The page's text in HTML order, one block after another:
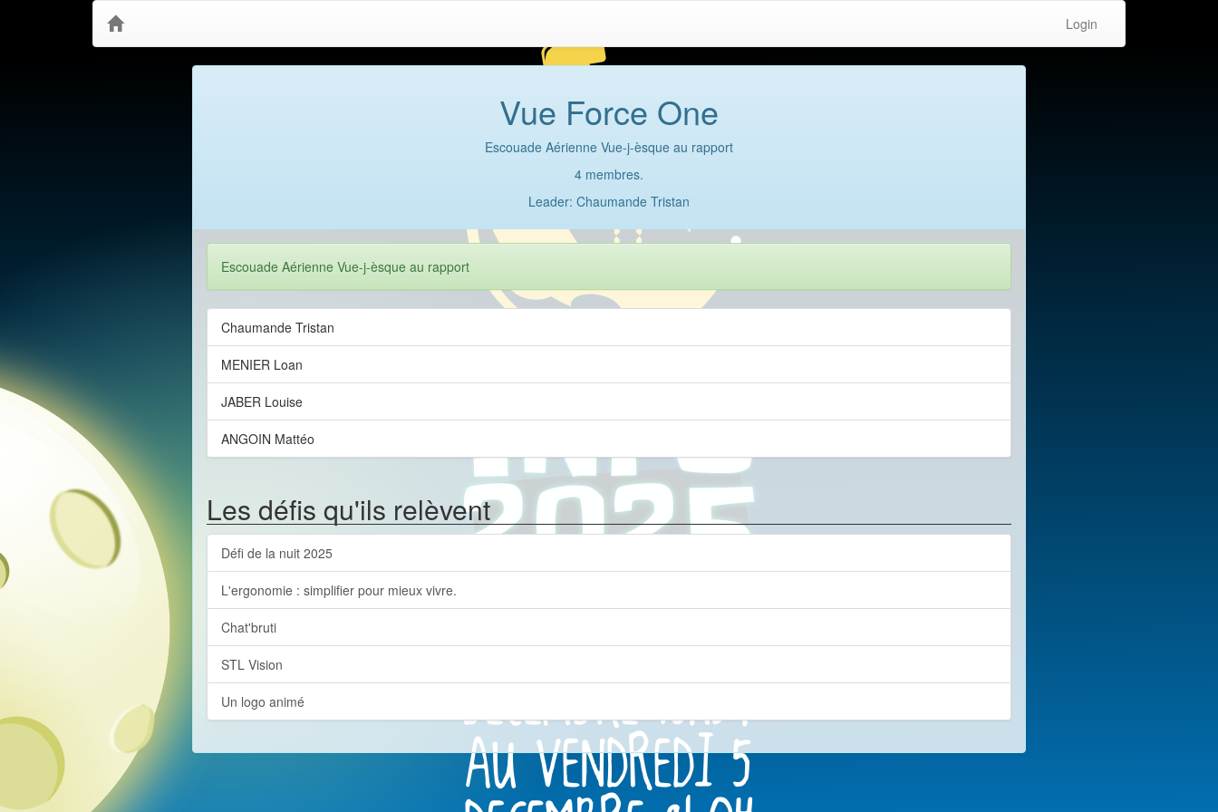
Login
Vue Force One
Escouade Aérienne Vue-j-èsque au rapport
4 membres.
Leader: Chaumande Tristan
Escouade Aérienne Vue-j-èsque au rapport
Chaumande Tristan
MENIER Loan
JABER Louise
ANGOIN Mattéo
Les défis qu'ils relèvent
Défi de la nuit 2025
L'ergonomie : simplifier pour mieux vivre.
Chat'bruti
STL Vision
Un logo animé